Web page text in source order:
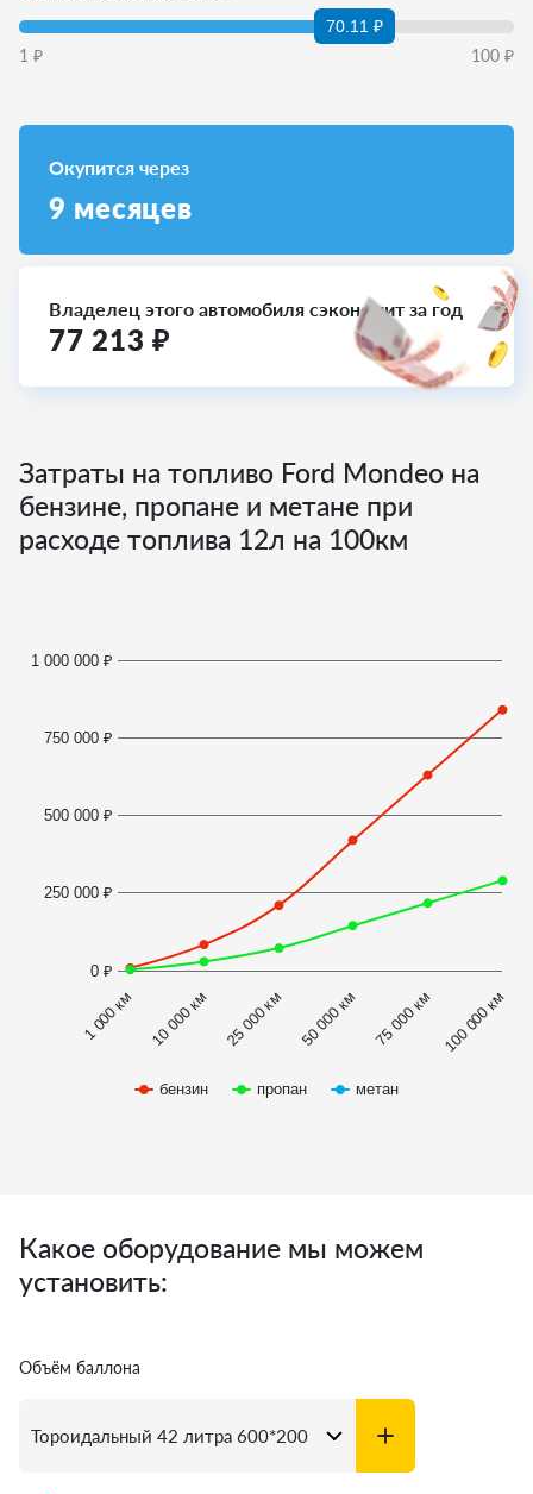
70.11 ₽
1 ₽ 100 ₽
Окупится через
9 месяцев
Владелец этого автомобиля сэкономит за год
77 213 ₽
Затраты на топливо Ford Mondeo на
бензине, пропане и метане при
расходе топлива 12л на 100км
бензин пропан метан
1 000 км 10 000 км 25 000 км 50 000 км 75 000 км 100 000 км
0 ₽
1 000 000 ₽
250 000 ₽
500 000 ₽
750 000 ₽
Какое оборудование мы можем
установить:
Объём баллона